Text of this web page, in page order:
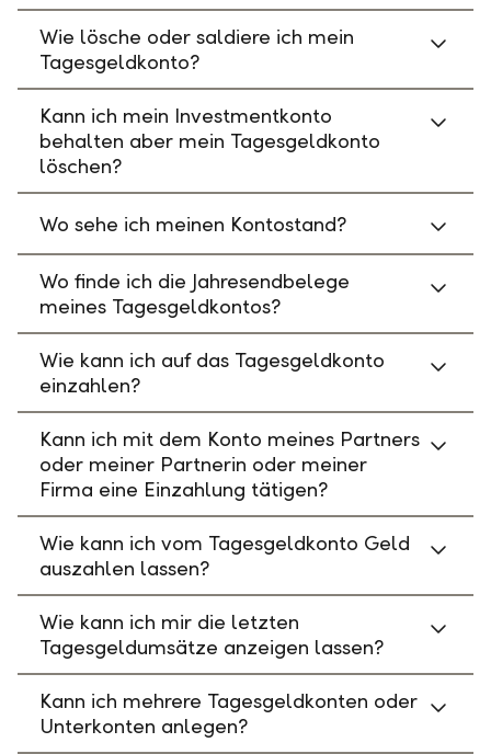
Wie lösche oder saldiere ich mein
Tagesgeldkonto?
Kann ich mein Investmentkonto
behalten aber mein Tagesgeldkonto
löschen?
Wo sehe ich meinen Kontostand?
Wo finde ich die Jahresendbelege
meines Tagesgeldkontos?
Wie kann ich auf das Tagesgeldkonto
einzahlen?
Kann ich mit dem Konto meines Partners
oder meiner Partnerin oder meiner
Firma eine Einzahlung tätigen?
Wie kann ich vom Tagesgeldkonto Geld
auszahlen lassen?
Wie kann ich mir die letzten
Tagesgeldumsätze anzeigen lassen?
Kann ich mehrere Tagesgeldkonten oder
Unterkonten anlegen?